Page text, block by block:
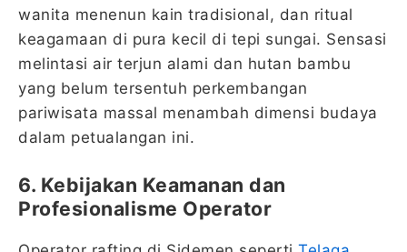
wanita menenun kain tradisional, dan ritual
keagamaan di pura kecil di tepi sungai. Sensasi
melintasi air terjun alami dan hutan bambu
yang belum tersentuh perkembangan
pariwisata massal menambah dimensi budaya
dalam petualangan ini.
6. Kebijakan Keamanan dan
Profesionalisme Operator